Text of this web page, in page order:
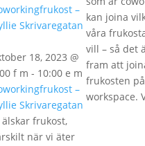
–
Skrivaregatan
18, 2023 @
f m - 10:00 e m
–
Skrivaregatan
älskar frukost,
när vi äter
kan joina
våra
vill – så det
fram att
frukosten
workspace.